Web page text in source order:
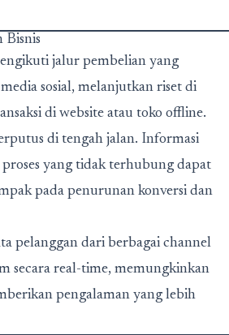
Bisnis
jalur pembelian yang
sosial, melanjutkan riset di
di website atau toko offline.
di tengah jalan. Informasi
yang tidak terhubung dapat
pada penurunan konversi dan
pelanggan dari berbagai channel
secara real-time, memungkinkan
pengalaman yang lebih